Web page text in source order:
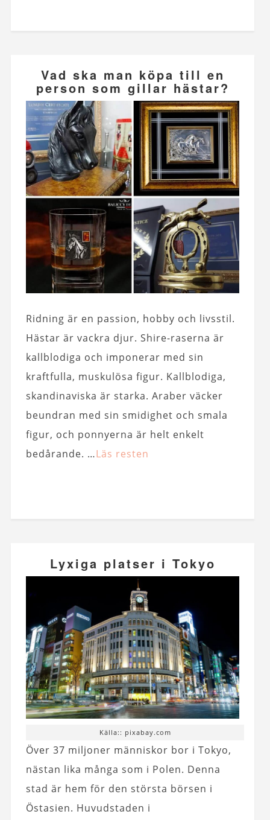
Vad ska man köpa till en
person som gillar hästar?
Ridning är en passion, hobby och livsstil.
Hästar är vackra djur. Shire-raserna är
kallblodiga och imponerar med sin
kraftfulla, muskulösa figur. Kallblodiga,
skandinaviska är starka. Araber väcker
beundran med sin smidighet och smala
figur, och ponnyerna är helt enkelt
bedårande. …Läs resten
Lyxiga platser i Tokyo
Källa:: pixabay.com
Över 37 miljoner människor bor i Tokyo,
nästan lika många som i Polen. Denna
stad är hem för den största börsen i
Östasien. Huvudstaden i